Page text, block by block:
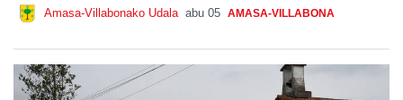
Amasa-Villabonako Udala abu 05 AMASA-VILLABONA